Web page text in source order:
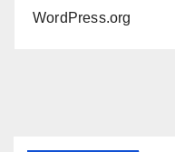
WordPress.org